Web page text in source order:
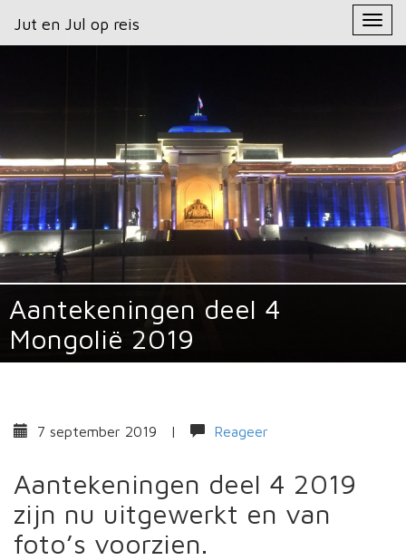
Jut en Jul op reis
Primary
Menu
Jut en Jul op reis
Aantekeningen deel 4
Mongolië 2019
7 september 2019 | Reageer
Aantekeningen deel 4 2019
zijn nu uitgewerkt en van
foto’s voorzien.